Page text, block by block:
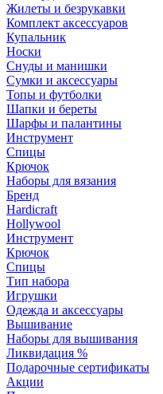
Жилеты и безрукавки
Комплект аксессуаров
Купальник
Носки
Снуды и манишки
Сумки и аксессуары
Топы и футболки
Шапки и береты
Шарфы и палантины
Инструмент
Спицы
Крючок
Наборы для вязания
Бренд
Hardicraft
Hollywool
Инструмент
Крючок
Спицы
Тип набора
Игрушки
Одежда и аксессуары
Вышивание
Наборы для вышивания
Ликвидация %
Подарочные сертификаты
Акции